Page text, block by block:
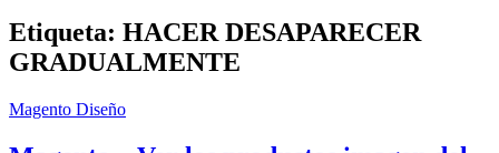
Etiqueta: HACER DESAPARECER
GRADUALMENTE
Magento Diseño